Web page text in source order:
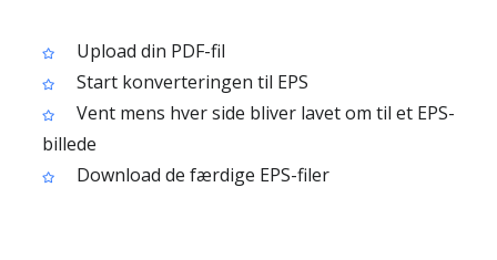
Upload din PDF-fil
Start konverteringen til EPS
Vent mens hver side bliver lavet om til et EPS-
billede
Download de færdige EPS-filer